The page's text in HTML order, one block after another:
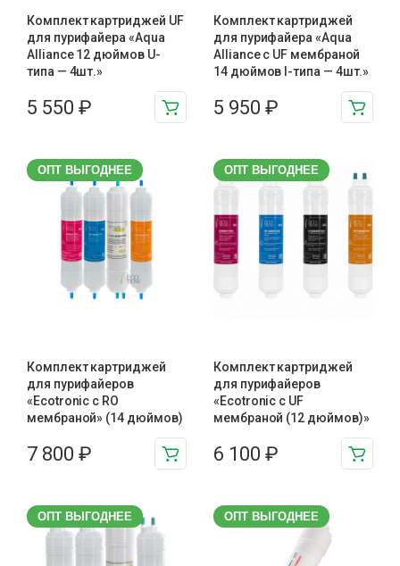
Комплект картриджей UF
для пурифайера «Aqua
Alliance 12 дюймов U-
типа — 4шт.»
5 550 ₽
Комплект картриджей
для пурифайера «Aqua
Alliance с UF мембраной
14 дюймов I-типа — 4шт.»
5 950 ₽
ОПТ ВЫГОДНЕЕ
Комплект картриджей
для пурифайеров
«Ecotronic с RO
мембраной» (14 дюймов)
7 800 ₽
ОПТ ВЫГОДНЕЕ
Комплект картриджей
для пурифайеров
«Ecotronic с UF
мембраной (12 дюймов)»
6 100 ₽
ОПТ ВЫГОДНЕЕ ОПТ ВЫГОДНЕЕ